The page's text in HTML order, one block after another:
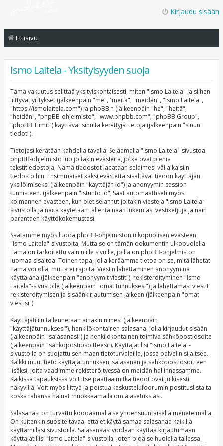
Kirjaudu sisään
Etusivu
Ismo Laitela - Yksityisyyden suoja
Tämä vakuutus selittää yksityiskohtaisesti, miten "Ismo Laitela" ja siihen
liittyvät yritykset (jälkeenpäin "me", "meitä", "meidän", "Ismo Laitela",
"https://ismolaitela.com") ja phpBB:n (jälkeenpäin "he", "heitä",
"heidän", "phpBB-ohjelmisto", "www.phpbb.com", "phpBB Group",
"phpBB Tiimit") käyttävät sinulta kerättyjä tietoja (jälkeenpäin "sinun
tiedot").
Tietojasi kerätään kahdella tavalla: Selaamalla "Ismo Laitela"-sivustoa.
phpBB-ohjelmisto luo joitakin evästeitä, jotka ovat pieniä
tekstitiedostoja. Nämä tiedostot ladataan selaimesi väliaikaisiin
tiedostoihin. Ensimmäiset kaksi evästettä sisältävät tiedon käyttäjän
yksilöimiseksi (jälkeenpäin "käyttäjän id") ja anonyymin session
tunnisteen. (jälkeenpäin "istunto id") Saat automaattiseti myös
kolmannen evästeen, kun olet selannut joitakin viestejä "Ismo Laitela"-
sivustolla ja näitä käytetään tallentamaan lukemiasi vestiketjuja ja näin
parantaen käyttökokemustasi.
Saatamme myös luoda phpBB-ohjelmiston ulkopuolisen evästeen
"Ismo Laitela"-sivustolta, Mutta se on tämän dokumentin ulkopuolella.
Tämä on tarkoitettu vain niille sivuille, joilla on phpBB-ohjelmiston
luomaa sisältöä. Toinen tapa, jolla keräämme tietoa on se, mitä lähetät.
Tämä voi olla, mutta ei rajoita: Viestin lähettäminen anonyyminä
käyttäjänä (Jälkeenpäin "anonyymit viestit"), rekisteröityminen "Ismo
Laitela"-sivustolle (jälkeenpäin "omat tunnuksesi") ja lähettämäsi viestit
rekisteröitymisen ja sisäänkirjautumisen jälkeen (jälkeenpäin "omat
viestisi").
Käyttäjätiliin tallennetaan ainakin nimesi (jälkeenpäin
"käyttäjätunnuksesi"), henkilökohtainen salasana, jolla kirjaudut sisään
(jälkeenpäin "salasanasi") ja henkilökohtainen toimiva sähköpostiosoite
(jälkeenpäin "sähköpostiosoitteesi"). Käyttäjätilisi "Ismo Laitela"-
sivustolla on suojattu sen maan tietoturvalailla, jossa palvelin sijaitsee.
Kaikki muut tieto käyttäjätunnuksen, salasanan ja sähköpostiosoitteen
lisäksi, joita vaadimme rekisteröityessä on meidän hallinnassamme.
Kaikissa tapauksissa voit itse päättää mitkä tiedot ovat julkisesti
näkyvillä. Voit myös liittyä ja poistua keskustelufoorumin postituslistalta
koska tahansa haluat muokkaamalla omia asetuksiasi.
Salasanasi on turvattu koodaamalla se yhdensuuntaisella menetelmällä.
On kuitenkin suositeltavaa, että et käytä samaa salasanaa kaikilla
käyttämilläsi sivustoilla. Salasanaasi voidaan käyttää kirjautumaan
käyttäjätiliisi "Ismo Laitela"-sivustolla, joten pidä se huolella tallessa.